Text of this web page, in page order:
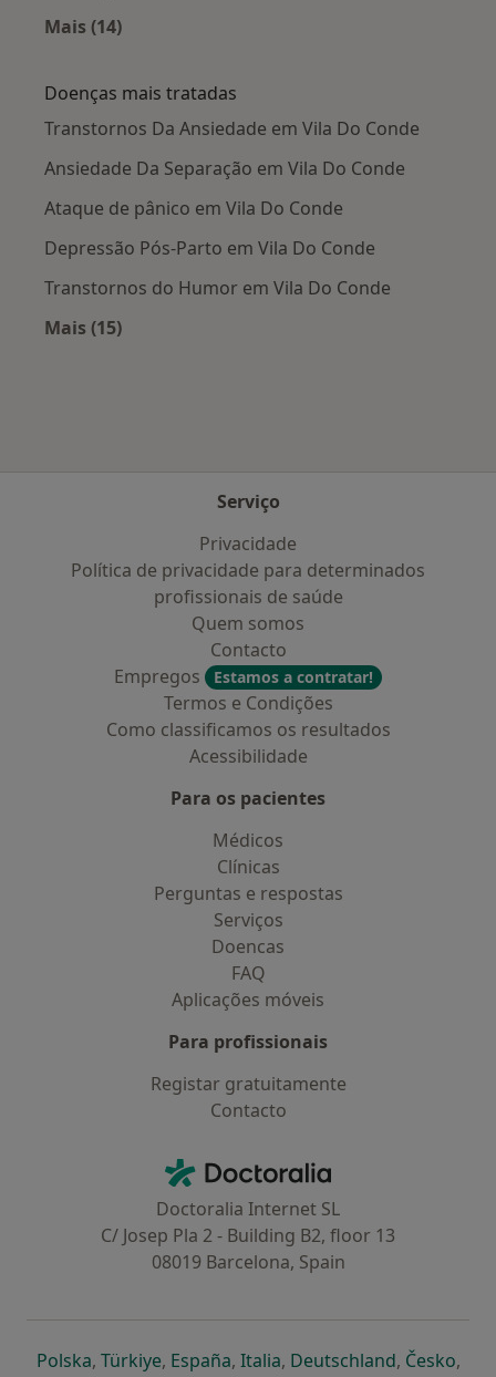
Mais (14)
Doenças mais tratadas
Transtornos Da Ansiedade em Vila Do Conde
Ansiedade Da Separação em Vila Do Conde
Ataque de pânico em Vila Do Conde
Depressão Pós-Parto em Vila Do Conde
Transtornos do Humor em Vila Do Conde
Mais (15)
Serviço
Privacidade
Política de privacidade para determinados
profissionais de saúde
Quem somos
Contacto
Empregos
Estamos a contratar!
Termos e Condições
Como classificamos os resultados
Acessibilidade
Para os pacientes
Médicos
Clínicas
Perguntas e respostas
Serviços
Doencas
FAQ
Aplicações móveis
Para profissionais
Registar gratuitamente
Contacto
Doctoralia - Homepage
Doctoralia Internet SL
C/ Josep Pla 2 - Building B2, floor 13
08019 Barcelona, Spain
Polskaabre num novo separador
, Türkiyeabre num novo separador
, Españaabre num novo separador
, Italiaabre num novo
, Deutschlandabre num
, Česko,